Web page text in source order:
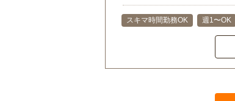
スキマ時間勤務OK 週1〜OK